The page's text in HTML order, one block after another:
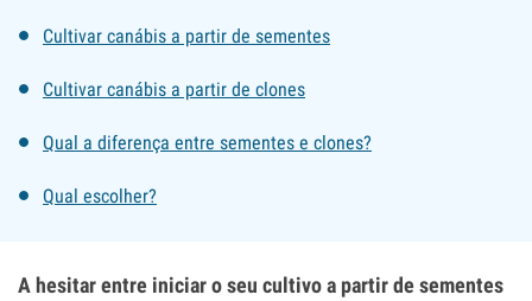
Cultivar canábis a partir de sementes
Cultivar canábis a partir de clones
Qual a diferença entre sementes e clones?
Qual escolher?
A hesitar entre iniciar o seu cultivo a partir de sementes